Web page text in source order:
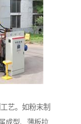
艺。如粉末制